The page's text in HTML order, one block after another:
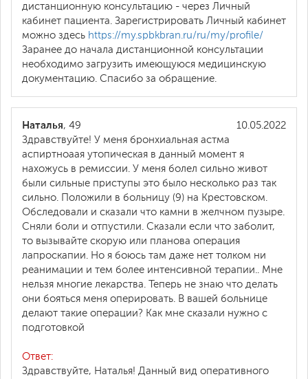
дистанционную консультацию - через Личный
кабинет пациента. Зарегистрировать Личный кабинет
можно здесь https://my.spbkbran.ru/ru/my/profile/
Заранее до начала дистанционной консультации
необходимо загрузить имеющуюся медицинскую
документацию. Спасибо за обращение.
10.05.2022
Наталья, 49
Здравствуйте! У меня бронхиальная астма
аспиртноаая утопическая в данный момент я
нахожусь в ремиссии. У меня болел сильно живот
были сильные приступы это было несколько раз так
сильно. Положили в больницу (9) на Крестовском.
Обследовали и сказали что камни в желчном пузыре.
Сняли боли и отпустили. Сказали если что заболит,
то вызывайте скорую или планова операция
лапроскапии. Но я боюсь там даже нет толком ни
реанимации и тем более интенсивной терапии.. Мне
нельзя многие лекарства. Теперь не знаю что делать
они бояться меня оперировать. В вашей больнице
делают такие операции? Как мне сказали нужно с
подготовкой
Ответ:
Здравствуйте, Наталья! Данный вид оперативного